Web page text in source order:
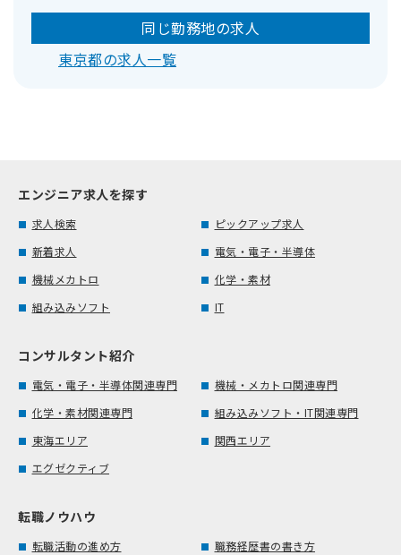
同じ勤務地の求人
東京都の求人一覧
エンジニア求人を探す
求人検索
ピックアップ求人
新着求人
電気・電子・半導体
機械メカトロ
化学・素材
組み込みソフト
IT
コンサルタント紹介
電気・電子・半導体関連専門
機械・メカトロ関連専門
化学・素材関連専門
組み込みソフト・IT関連専門
東海エリア
関西エリア
エグゼクティブ
転職ノウハウ
転職活動の進め方
職務経歴書の書き方